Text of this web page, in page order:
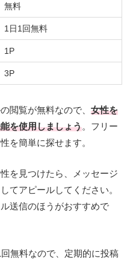
無料
1日1回無料
1P
3P
閲覧が無料なので、 女性を
を使用しましょう。フリー
を簡単に探せます。
を見つけたら、メッセージ
てアピールしてください。
送信のほうがおすすめで
無料なので、定期的に投稿